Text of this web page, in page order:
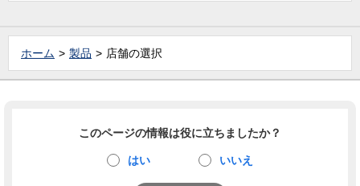
ホーム 製品 店舗の選択
このページの情報は役に立ちましたか？
はい いいえ